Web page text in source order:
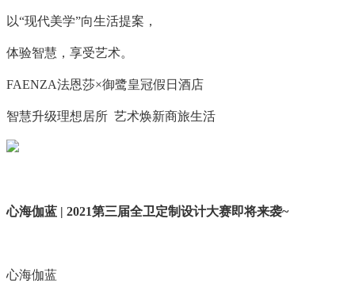
以“现代美学”向生活提案，
体验智慧，享受艺术。
FAENZA法恩莎×御鹭皇冠假日酒店
智慧升级理想居所 艺术焕新商旅生活
心海伽蓝 | 2021第三届全卫定制设计大赛即将来袭~
心海伽蓝